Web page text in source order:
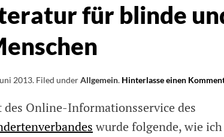
für blinde
2013. Filed underAllgemein. Hinterlasse einen
Online-Informationsservice des
wurde folgende, wie ich